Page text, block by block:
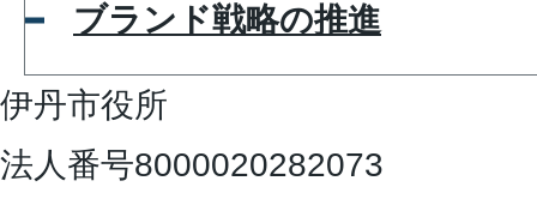
ブランド戦略の推進
伊丹市役所
法人番号8000020282073